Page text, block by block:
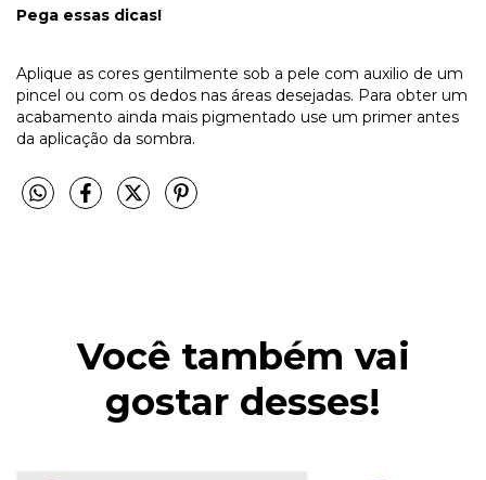
Pega essas dicas!
Aplique as cores gentilmente sob a pele com auxilio de um
pincel ou com os dedos nas áreas desejadas. Para obter um
acabamento ainda mais pigmentado use um primer antes
da aplicação da sombra.
Você também vai
gostar desses!